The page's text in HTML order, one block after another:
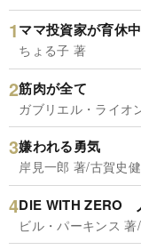
ママ投資家が育休
ちょる子 著
筋肉が全て
ガブリエル・ライオ
嫌われる勇気
岸見一郎 著/古賀史
DIE WITH ZERO
ビル・パーキンス 著